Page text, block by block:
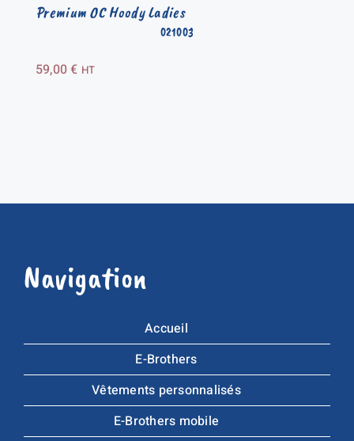
021003
Premium OC Hoody Ladies
59,00€ HT
Navigation
Accueil
E-Brothers
Vêtements personnalisés
E-Brothers mobile